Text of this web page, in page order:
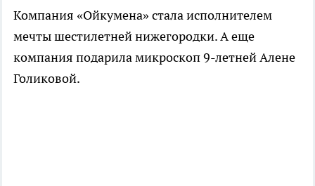
Компания «Ойкумена» стала исполнителем
мечты шестилетней нижегородки. А еще
компания подарила микроскоп 9-летней Алене
Голиковой.